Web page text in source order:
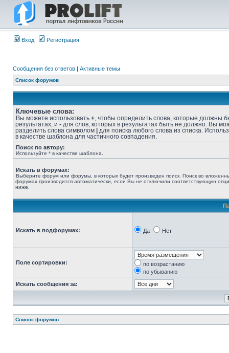
Вход Регистрация
Сообщения без ответов | Активные темы
Список форумов
Ключевые слова:
Вы можете использовать + , чтобы определить слова, которые должны
результатах, и - для слов, которых в результатах быть не должно. Вы
разделить слова символом
для поиска любого слова из списка.
в качестве шаблона для частичного совпадения.
Поиск по автору:
Используйте * в качестве шаблона.
Искать в форумах:
Выберите форум или форумы, в которых будет произведен поиск. Поиск во
форумах производится автоматически, если Вы не отключили соответствующую
ниже.
Искать в подфорумах: Да Нет
Поле сортировки:
по возрастанию
по убыванию
Искать сообщения за:
Список форумов